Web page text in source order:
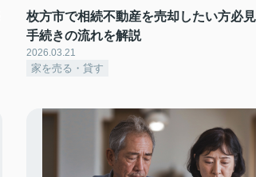
枚方市で相続不動産を売却したい方必
手続きの流れを解説
2026.03.21
家を売る・貸す